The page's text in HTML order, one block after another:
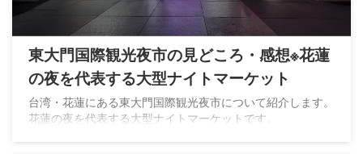
東大門国際観光夜市の見どころ・感想※花蓮
の夜を代表する大型ナイトマーケット
台湾・花蓮にある東大門国際観光夜市について紹介します。
花蓮の夜を代表する大型ナイトマーケットです。